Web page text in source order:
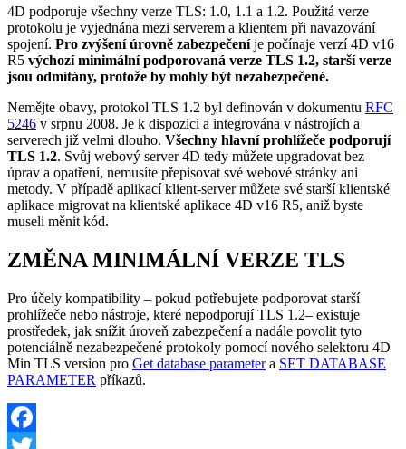
4D podporuje všechny verze TLS: 1.0, 1.1 a 1.2. Použitá verze
protokolu je vyjednána mezi serverem a klientem při navazování
spojení. Pro zvýšení úrovně zabezpečeníje počínaje verzí 4D v16
R5 výchozí minimální podporovaná verze TLS 1.2, starší verze
jsou odmítány, protože by mohly být nezabezpečené.
Nemějte obavy, protokol TLS 1.2 byl definován v dokumentu RFC
5246 v srpnu 2008. Je k dispozici a integrována v nástrojích a
serverech již velmi dlouho. Všechny hlavní prohlížeče podporují
TLS 1.2. Svůj webový server 4D tedy můžete upgradovat bez
úprav a opatření, nemusíte přepisovat své webové stránky ani
metody. V případě aplikací klient-server můžete své starší klientské
aplikace migrovat na klientské aplikace 4D v16 R5, aniž byste
museli měnit kód.
ZMĚNA MINIMÁLNÍ VERZE TLS
Pro účely kompatibility – pokud potřebujete podporovat starší
prohlížeče nebo nástroje, které nepodporují TLS 1.2– existuje
prostředek, jak snížit úroveň zabezpečení a nadále povolit tyto
potenciálně nezabezpečené protokoly pomocí nového selektoru 4D
Min TLS version pro Get database parametera SET DATABASE
PARAMETER příkazů.
Facebook